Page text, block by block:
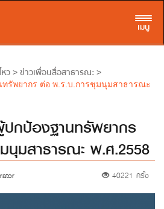
เมนู
ว > ข่าวเพื่อนสื่อสาธารณะ >
ทรัพยากร ต่อ พ.ร.บ.การชุมนุมสาธารณะ
กป้องฐานทรัพยากร
มสาธารณะ พ.ศ.2558
40221 ครั้ง